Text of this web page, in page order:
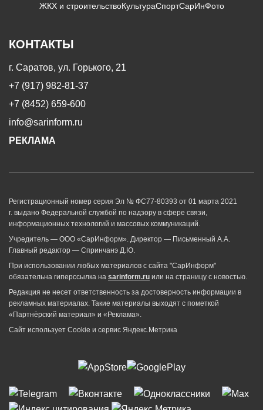
ЖКХ и строительствоКультураСпортСарИнФото
КОНТАКТЫ
г. Саратов, ул. Горького, 21
+7 (917) 982-81-37
+7 (8452) 659-600
info@sarinform.ru
РЕКЛАМА
Регистрационный номер серия Эл № ФС77-80393 от 01 марта 2021
г. выдано Федеральной службой по надзору в сфере связи,
информационных технологий и массовых коммуникаций.
Учредитель — ООО «СарИнформ». Директор — Письменный А.А.
Главный редактор — Спринчанэ Д.Ю.
При использовании любых материалов с сайта "СарИнформ"
обязательна гиперссылка на sarinform.ru или на страницу с новостью.
Редакция не несет ответственность за достоверность информации в
рекламных материалах. Такие материалы выходят с пометкой
«Партнёрский материал» и «Реклама».
Сайт использует Cookie и сервиc Яндекс.Метрика